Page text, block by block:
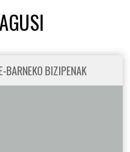
BARNEKO BIZIPENAK